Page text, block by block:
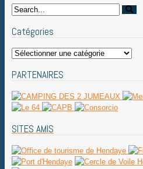
Catégories
Catégories
PARTENAIRES
SITES AMIS